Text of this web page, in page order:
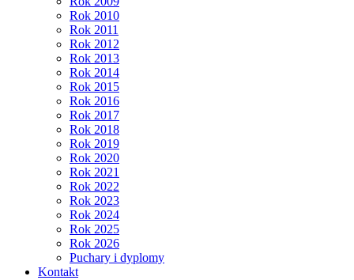
Rok 2010
Rok 2011
Rok 2012
Rok 2013
Rok 2014
Rok 2015
Rok 2016
Rok 2017
Rok 2018
Rok 2019
Rok 2020
Rok 2021
Rok 2022
Rok 2023
Rok 2024
Rok 2025
Rok 2026
Puchary i dyplomy
Kontakt